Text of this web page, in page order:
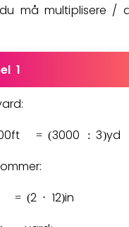
må multiplisere /
1
0ft = (3000 : 3)yd
= (2 ⋅ 12)in